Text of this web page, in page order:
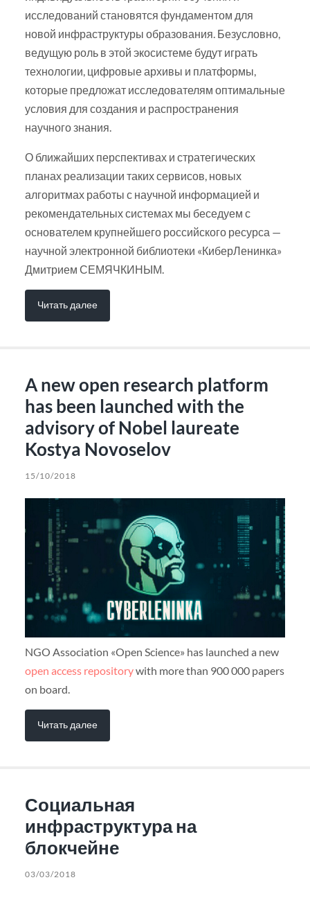
исследований становятся фундаментом для
новой инфраструктуры образования. Безусловно,
ведущую роль в этой экосистеме будут играть
технологии, цифровые архивы и платформы,
которые предложат исследователям оптимальные
условия для создания и распространения
научного знания.
О ближайших перспективах и стратегических
планах реализации таких сервисов, новых
алгоритмах работы с научной информацией и
рекомендательных системах мы беседуем с
основателем крупнейшего российского ресурса —
научной электронной библиотеки «КиберЛенинка»
Дмитрием СЕМЯЧКИНЫМ.
Читать далее
A new open research platform
has been launched with the
advisory of Nobel laureate
Kostya Novoselov
15/10/2018
NGO Association «Open Science» has launched a new
open access repositorywith more than 900 000 papers
on board.
Читать далее
Социальная
инфраструктура на
блокчейне
03/03/2018